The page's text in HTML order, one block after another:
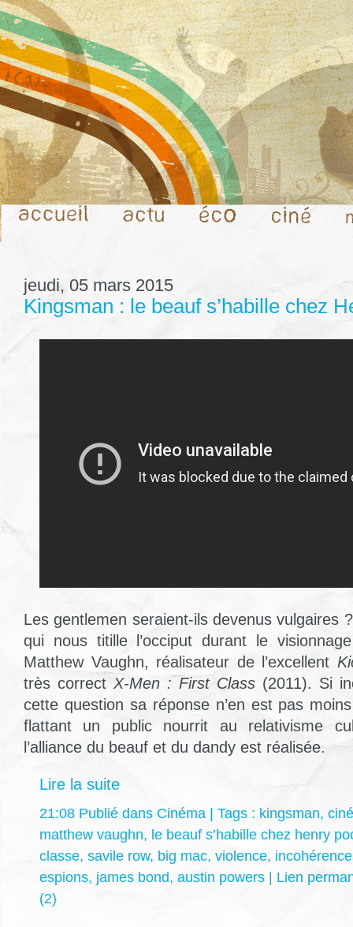
jeudi, 05 mars 2015
Kingsman : le beauf s’habille chez
Les gentlemen seraient-ils devenus vulgaires
qui nous titille l’occiput durant le
Matthew Vaughn, réalisateur de l’excellent
très correct X-Men : First Class (2011). Si
cette question sa réponse n’en est pas
flattant un public nourrit au relativisme
l’alliance du beauf et du dandy est réalisée.
Lire la suite
21:08 Publié dans Cinéma | Tags : kingsman,
matthew vaughn, le beauf s’habille chez henry
classe, savile row, big mac, violence,
espions, james bond, austin powers
Lien
(2)